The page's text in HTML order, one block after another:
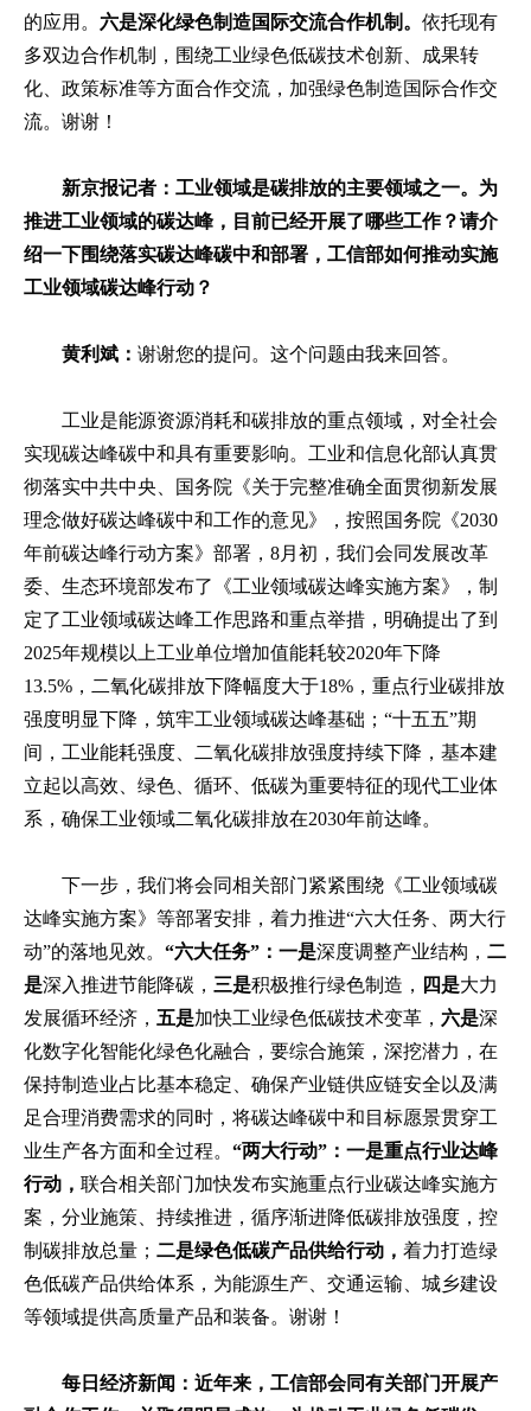
的应用。 六是深化绿色制造国际交流合作机制。 依托现有
多双边合作机制，围绕工业绿色低碳技术创新、成果转
化、政策标准等方面合作交流，加强绿色制造国际合作交
流。谢谢！
新京报记者：工业领域是碳排放的主要领域之一。为
推进工业领域的碳达峰，目前已经开展了哪些工作？请介
绍一下围绕落实碳达峰碳中和部署，工信部如何推动实施
工业领域碳达峰行动？
黄利斌： 谢谢您的提问。这个问题由我来回答。
工业是能源资源消耗和碳排放的重点领域，对全社会
实现碳达峰碳中和具有重要影响。工业和信息化部认真贯
彻落实中共中央、国务院《关于完整准确全面贯彻新发展
理念做好碳达峰碳中和工作的意见》，按照国务院《2030
年前碳达峰行动方案》部署，8月初，我们会同发展改革
委、生态环境部发布了《工业领域碳达峰实施方案》，制
定了工业领域碳达峰工作思路和重点举措，明确提出了到
2025年规模以上工业单位增加值能耗较2020年下降
13.5%，二氧化碳排放下降幅度大于18%，重点行业碳排放
强度明显下降，筑牢工业领域碳达峰基础；“十五五”期
间，工业能耗强度、二氧化碳排放强度持续下降，基本建
立起以高效、绿色、循环、低碳为重要特征的现代工业体
系，确保工业领域二氧化碳排放在2030年前达峰。
下一步，我们将会同相关部门紧紧围绕《工业领域碳
达峰实施方案》等部署安排，着力推进“六大任务、两大行
动”的落地见效。 “六大任务”：一是深度调整产业结构， 二
是深入推进节能降碳， 三是积极推行绿色制造， 四是大力
发展循环经济， 五是加快工业绿色低碳技术变革， 六是深
化数字化智能化绿色化融合，要综合施策，深挖潜力，在
保持制造业占比基本稳定、确保产业链供应链安全以及满
足合理消费需求的同时，将碳达峰碳中和目标愿景贯穿工
业生产各方面和全过程。 “两大行动”：一是重点行业达峰
行动， 联合相关部门加快发布实施重点行业碳达峰实施方
案，分业施策、持续推进，循序渐进降低碳排放强度，控
制碳排放总量； 二是绿色低碳产品供给行动， 着力打造绿
色低碳产品供给体系，为能源生产、交通运输、城乡建设
等领域提供高质量产品和装备。谢谢！
每日经济新闻：近年来，工信部会同有关部门开展产